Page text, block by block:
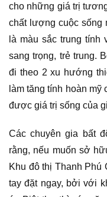
cho những giá trị
chất lượng cuộc sống
là màu sắc trung tính
sang trọng, trẻ trung.
đi theo 2 xu hướng
làm tăng tính hoàn
được giá trị sống của
Các chuyên gia bất
rằng, nếu muốn sở
Khu đô thị Thanh Phú
tay đặt ngay, bởi với